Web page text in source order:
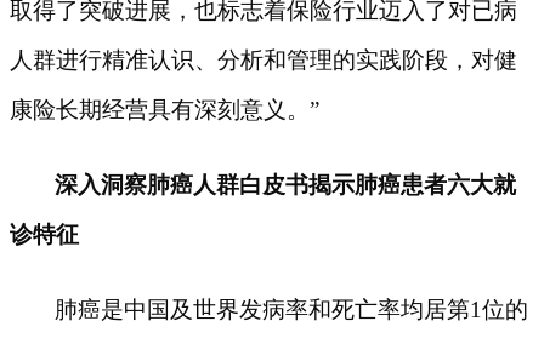
取得了突破进展，也标志着保险行业迈入了对已病
人群进行精准认识、分析和管理的实践阶段，对健
康险长期经营具有深刻意义。”
深入洞察肺癌人群白皮书揭示肺癌患者六大就
诊特征
肺癌是中国及世界发病率和死亡率均居第1位的